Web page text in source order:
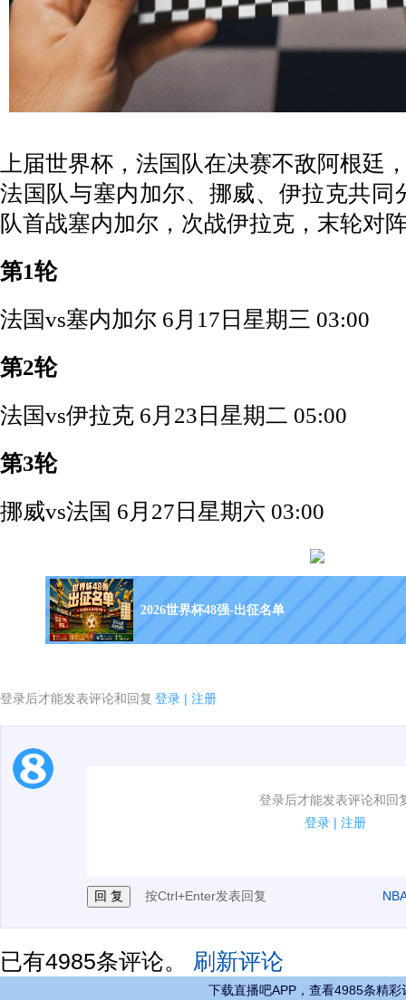
上届世界杯，法国队在决赛不敌阿根廷
法国队与塞内加尔、挪威、伊拉克共同
队首战塞内加尔，次战伊拉克，末轮对
第1轮
法国vs塞内加尔 6月17日星期三 03:00
第2轮
法国vs伊拉克 6月23日星期二 05:00
第3轮
挪威vs法国 6月27日星期六 03:00
2026世界杯48强-出征名单
登录后才能发表评论和回复 登录 | 注册
登录后才能发表评论和回
登录 | 注册
1.电脑端新用户可以发表评论了！
按Ctrl+Enter发表回复
已有4985条评论。 刷新评论
下载直播吧APP，查看4985条精彩